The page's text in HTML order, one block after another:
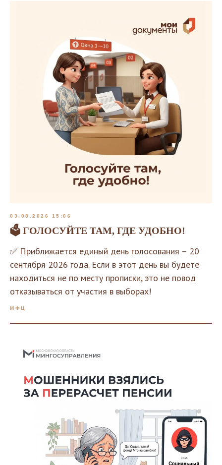
03.08.2026 15:06
🗳 ГОЛОСУЙТЕ ТАМ, ГДЕ УДОБНО!
✅ Приближается единый день голосования – 20
сентября 2026 года. Если в этот день вы будете
находиться не по месту прописки, это не повод
отказываться от участия в выборах!
МФЦ